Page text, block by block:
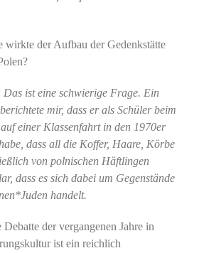
wirkte der Aufbau der Gedenkstätte
Das ist eine schwierige Frage. Ein
mir, dass er als Schüler beim
einer Klassenfahrt in den 1970er
dass all die Koffer, Haare, Körbe
von polnischen Häftlingen
dass es sich dabei um Gegenstände
handelt.
Debatte der vergangenen Jahre in
ist ein reichlich